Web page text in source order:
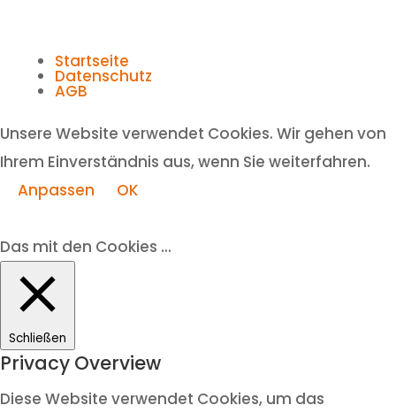
Startseite
Datenschutz
AGB
Unsere Website verwendet Cookies. Wir gehen von
Ihrem Einverständnis aus, wenn Sie weiterfahren.
Anpassen
OK
Das mit den Cookies ...
Schließen
Privacy Overview
Diese Website verwendet Cookies, um das